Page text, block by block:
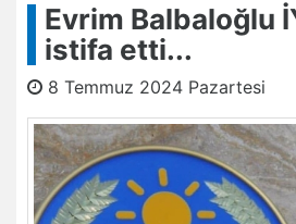
Evrim Balbaloğlu
istifa etti...
8 Temmuz 2024 Pazartesi